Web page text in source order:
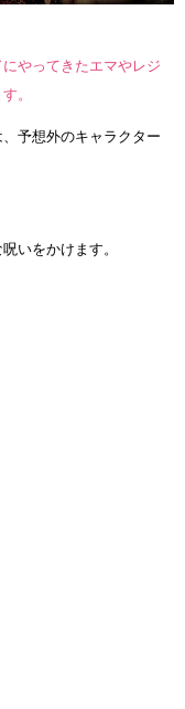
やってきたエマやレジ
。
予想外のキャラクター
いをかけます。